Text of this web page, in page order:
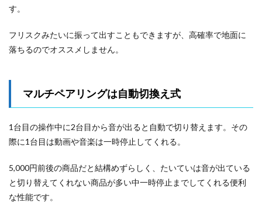
す。
フリスクみたいに振って出すこともできますが、高確率で地面に
落ちるのでオススメしません。
マルチペアリングは自動切換え式
1台目の操作中に2台目から音が出ると自動で切り替えます。その
際に1台目は動画や音楽は一時停止してくれる。
5,000円前後の商品だと結構めずらしく、たいていは音が出ている
と切り替えてくれない商品が多い中一時停止までしてくれる便利
な性能です。